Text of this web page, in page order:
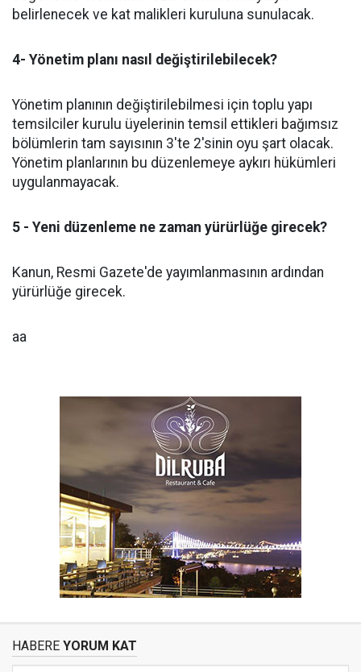
belirlenecek ve kat malikleri kuruluna sunulacak.
4- Yönetim planı nasıl değiştirilebilecek?
Yönetim planının değiştirilebilmesi için toplu yapı
temsilciler kurulu üyelerinin temsil ettikleri bağımsız
bölümlerin tam sayısının 3'te 2'sinin oyu şart olacak.
Yönetim planlarının bu düzenlemeye aykırı hükümleri
uygulanmayacak.
5 - Yeni düzenleme ne zaman yürürlüğe girecek?
Kanun, Resmi Gazete'de yayımlanmasının ardından
yürürlüğe girecek.
aa
HABERE YORUM KAT